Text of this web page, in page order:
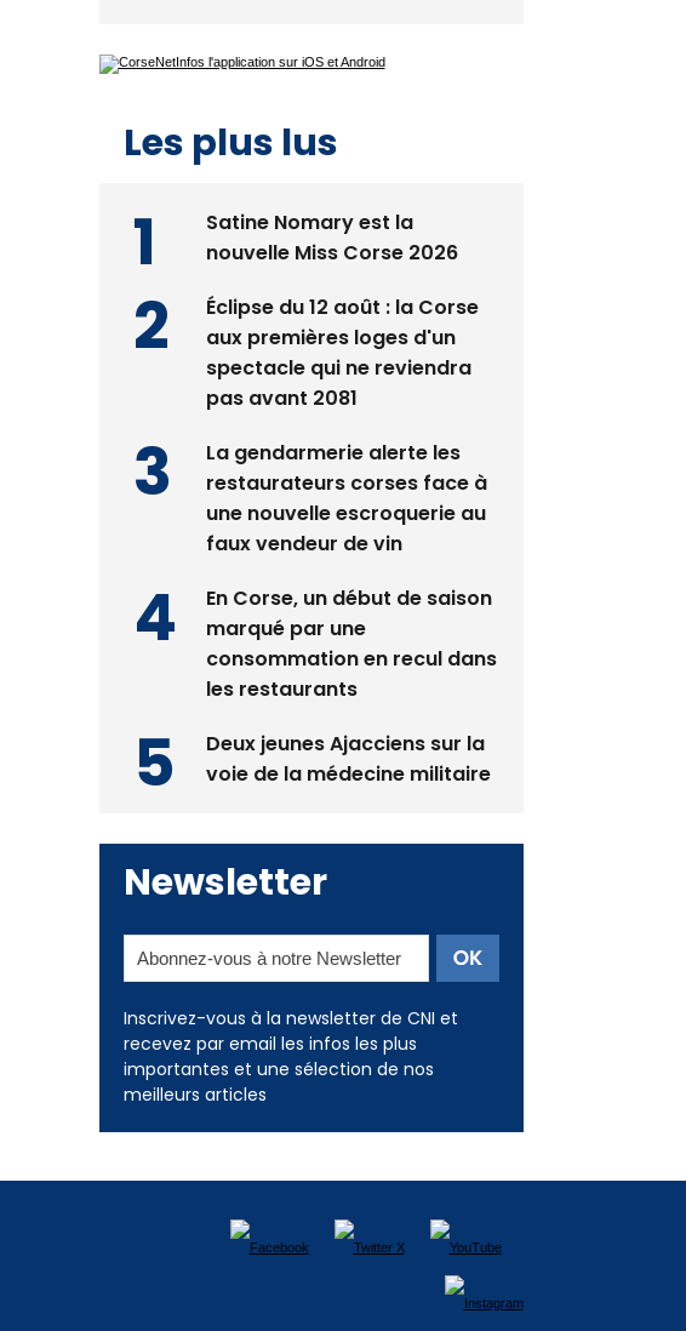
Les plus lus
Satine Nomary est la
nouvelle Miss Corse 2026
Éclipse du 12 août : la Corse
aux premières loges d'un
spectacle qui ne reviendra
pas avant 2081
La gendarmerie alerte les
restaurateurs corses face à
une nouvelle escroquerie au
faux vendeur de vin
En Corse, un début de saison
marqué par une
consommation en recul dans
les restaurants
Deux jeunes Ajacciens sur la
voie de la médecine militaire
Newsletter
Inscrivez-vous à la newsletter de CNI et
recevez par email les infos les plus
importantes et une sélection de nos
meilleurs articles